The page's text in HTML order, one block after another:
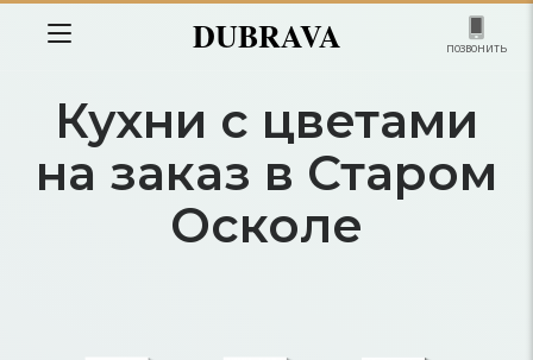
DUBRAVA позвонить
Кухни с цветами
на заказ в Старом
Осколе